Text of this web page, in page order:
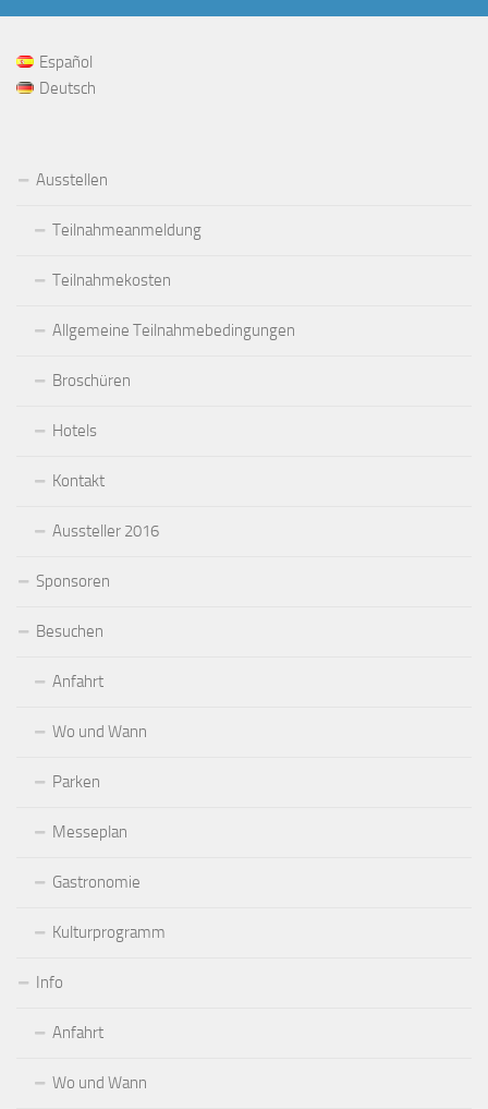
Español
Deutsch
Ausstellen
Teilnahmeanmeldung
Teilnahmekosten
Allgemeine Teilnahmebedingungen
Broschüren
Hotels
Kontakt
Aussteller 2016
Sponsoren
Besuchen
Anfahrt
Wo und Wann
Parken
Messeplan
Gastronomie
Kulturprogramm
Info
Anfahrt
Wo und Wann